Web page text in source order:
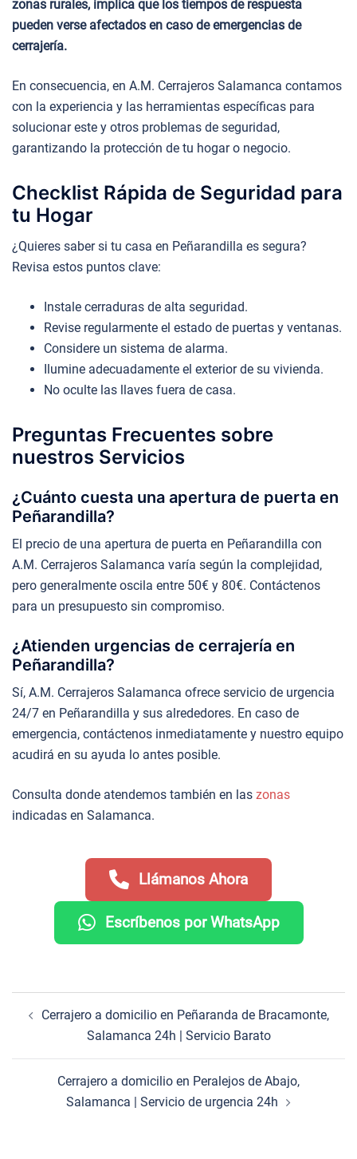
zonas rurales, implica que los tiempos de respuesta
pueden verse afectados en caso de emergencias de
cerrajería.
En consecuencia, en A.M. Cerrajeros Salamanca contamos
con la experiencia y las herramientas específicas para
solucionar este y otros problemas de seguridad,
garantizando la protección de tu hogar o negocio.
Checklist Rápida de Seguridad para
tu Hogar
¿Quieres saber si tu casa en Peñarandilla es segura?
Revisa estos puntos clave:
Instale cerraduras de alta seguridad.
Revise regularmente el estado de puertas y ventanas.
Considere un sistema de alarma.
Ilumine adecuadamente el exterior de su vivienda.
No oculte las llaves fuera de casa.
Preguntas Frecuentes sobre
nuestros Servicios
¿Cuánto cuesta una apertura de puerta en
Peñarandilla?
El precio de una apertura de puerta en Peñarandilla con
A.M. Cerrajeros Salamanca varía según la complejidad,
pero generalmente oscila entre 50€ y 80€. Contáctenos
para un presupuesto sin compromiso.
¿Atienden urgencias de cerrajería en
Peñarandilla?
Sí, A.M. Cerrajeros Salamanca ofrece servicio de urgencia
24/7 en Peñarandilla y sus alrededores. En caso de
emergencia, contáctenos inmediatamente y nuestro equipo
acudirá en su ayuda lo antes posible.
Consulta donde atendemos también en las zonas
indicadas en Salamanca.
Llámanos Ahora
Escríbenos por WhatsApp
de
entradas
Cerrajero a domicilio en Peñaranda de Bracamonte,
Salamanca 24h | Servicio Barato
Cerrajero a domicilio en Peralejos de Abajo,
Salamanca | Servicio de urgencia 24h